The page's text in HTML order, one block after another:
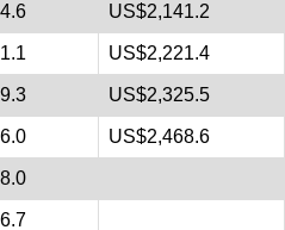
US$2,141.2
US$2,221.4
US$2,325.5
US$2,468.6